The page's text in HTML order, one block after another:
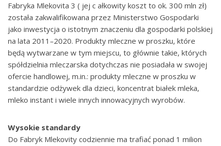
Fabryka Mlekovita 3 ( jej c ałkowity koszt to ok. 300 mln zł)
została zakwalifikowana przez Ministerstwo Gospodarki
jako inwestycja o istotnym znaczeniu dla gospodarki polskiej
na lata 2011–2020. Produkty mleczne w proszku, które
będą wytwarzane w tym miejscu, to głównie takie, których
spółdzielnia mleczarska dotychczas nie posiadała w swojej
ofercie handlowej, m.in.: produkty mleczne w proszku w
standardzie odżywek dla dzieci, koncentrat białek mleka,
mleko instant i wiele innych innowacyjnych wyrobów.
Wysokie standardy
Do Fabryk Mlekovity codziennie ma trafiać ponad 1 milion